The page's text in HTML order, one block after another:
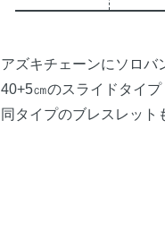
アズキチェーンにソロバ
40+5㎝のスライドタイプ
同タイプのブレスレット